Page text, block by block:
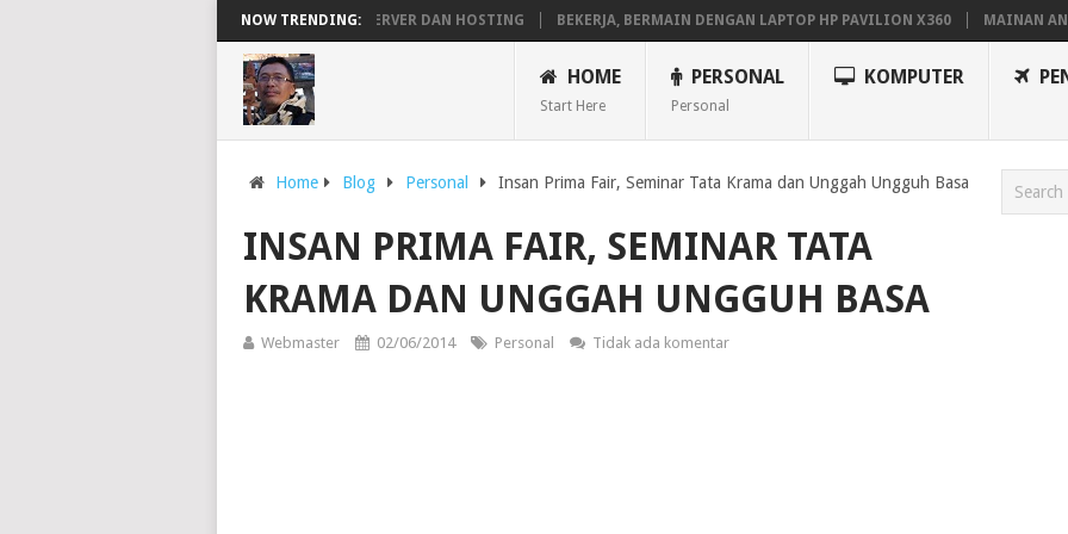
NOW TRENDING:
PENGERTIAN DOMAIN, SERVER DAN HOSTING BEKERJA, BERMAIN DENGAN LAPTOP HP PAVILION X360 MAINAN ANDROID
HOME
Start Here
PERSONAL
Personal
KOMPUTER
Home Blog Personal Insan Prima Fair, Seminar Tata Krama dan Unggah Ungguh Basa
INSAN PRIMA FAIR, SEMINAR TATA
KRAMA DAN UNGGAH UNGGUH BASA
Webmaster 02/06/2014 Personal Tidak ada komentar